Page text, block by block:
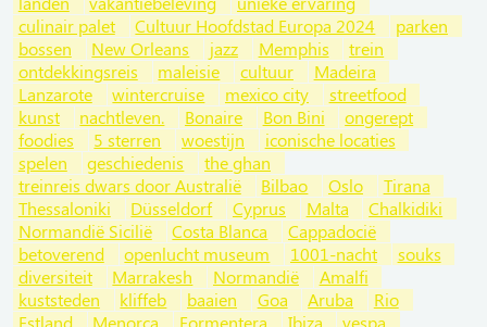
culinair palet
Cultuur Hoofdstad Europa 2024
parken
bossen
New Orleans jazz Memphis
trein
ontdekkingsreis
maleisie cultuur
Madeira
Lanzarote
wintercruise mexico city
streetfood
kunst
nachtleven. Bonaire Bon Bini
ongerept
foodies
5 sterren woestijn
iconische locaties
spelen
geschiedenis
the ghan
treinreis dwars door Australië
Bilbao Oslo
Tirana
Thessaloniki
Düsseldorf Cyprus Malta
Chalkidiki
Normandië Sicilië
Costa Blanca
Cappadocië
betoverend
openlucht museum 1001-nacht
souks
diversiteit
Marrakesh Normandië
Amalfi
kuststeden
kliffeb baaien Goa Aruba
Rio
Estland
Menorca Formentera Ibiza
vespa